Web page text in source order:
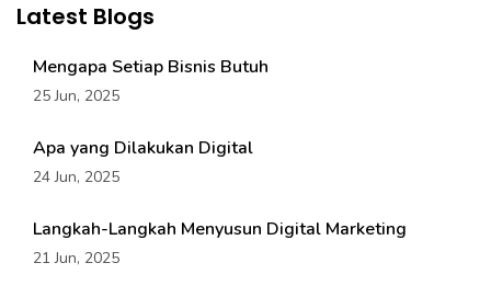
Latest Blogs
Mengapa Setiap Bisnis Butuh
25 Jun, 2025
Apa yang Dilakukan Digital
24 Jun, 2025
Langkah-Langkah Menyusun Digital Marketing
21 Jun, 2025